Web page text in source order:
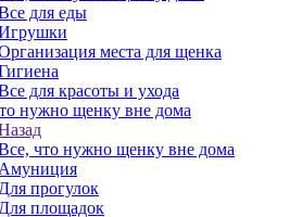
для еды
места для щенка
для красоты и ухода
нужно щенку вне дома
что нужно щенку вне дома
Амуниция
Для прогулок
Для площадок